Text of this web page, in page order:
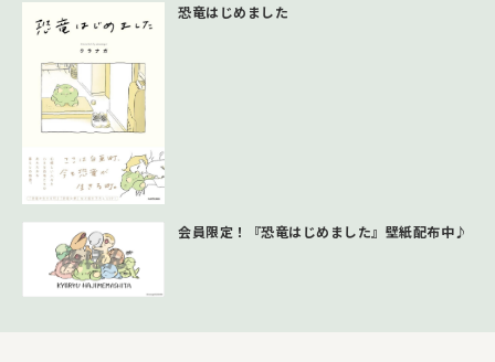
恐竜はじめました
会員限定！『恐竜はじめました』壁紙配布中♪